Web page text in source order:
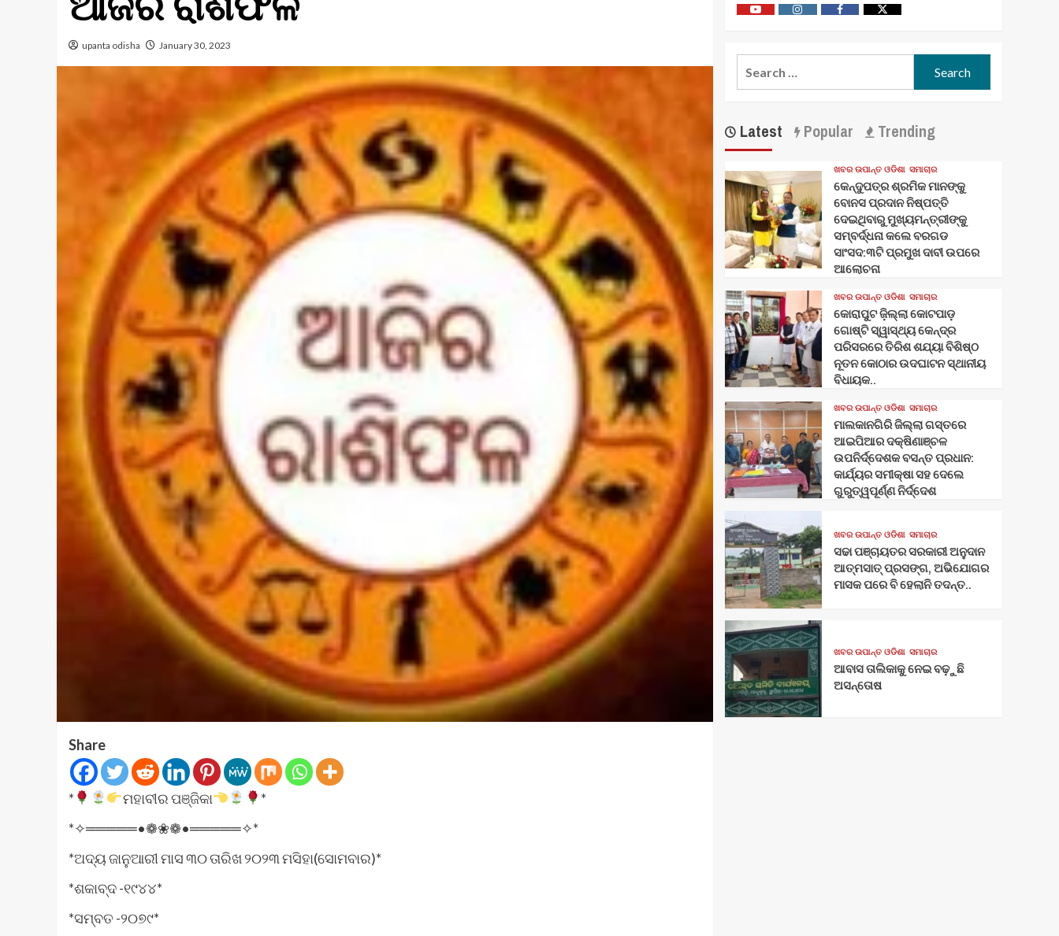
upanta odisha January 30, 2023
Share
* ମହାବୀର ପଞ୍ଜିକା
*
*✧═════•❁❀❁•═════✧*
*ଅଦ୍ୟ ଜାନୁଆରୀ ମାସ ୩୦ ତାରିଖ ୨୦୨୩ ମସିହା(ସୋମବାର)*
*ଶକାବ୍ଦ -୧୯୪୪*
*ସମ୍ବତ -୨୦୭୯*
YoutubeVimeo FacebookTwitter
Latest Popular Trending
ଖବର ଉପାନ୍ତ ଓଡିଶା ସମାଚାର
କେନ୍ଦୁପତ୍ର ଶ୍ରମିକ ମାନଙ୍କୁ
ବୋନସ ପ୍ରଦାନ ନିଷ୍ପତ୍ତି
ଦେଇଥିବାରୁ ମୁଖ୍ୟମନ୍ତ୍ରୀଙ୍କୁ
ସମ୍ବର୍ଦ୍ଧନା କଲେ ବରଗଡ
ସାଂସଦ:୩ଟି ପ୍ରମୁଖ ଦାବୀ ଉପରେ
ଆଲୋଚନା
ଖବର ଉପାନ୍ତ ଓଡିଶା ସମାଚାର
କୋରାପୁଟ ଜ଼ିଲ୍ଲା କୋଟପାଡ଼
ଗୋଷ୍ଟି ସ୍ୱାସ୍ଥ୍ୟ କେନ୍ଦ୍ର
ପରିସରରେ ତିରିଶ ଶଯ୍ୟା ବିଶିଷ୍ଠ
ନୂତନ କୋଠାର ଉଦଘାଟନ ସ୍ଥାନୀୟ
ବିଧାୟକ..
ଖବର ଉପାନ୍ତ ଓଡିଶା ସମାଚାର
ମାଲକାନଗିରି ଜିଲ୍ଲା ଗସ୍ତରେ
ଆଇପିଆର ଦକ୍ଷିଣାଞ୍ଚଳ
ଉପନିର୍ଦ୍ଦେଶକ ବସନ୍ତ ପ୍ରଧାନ:
କାର୍ଯ୍ୟର ସମୀକ୍ଷା ସହ ଦେଲେ
ଗୁରୁତ୍ୱପୂର୍ଣ୍ଣ ନିର୍ଦ୍ଦେଶ
ଖବର ଉପାନ୍ତ ଓଡିଶା ସମାଚାର
ସଢା ପଞ୍ଚାୟତର ସରକାରୀ ଅନୁଦାନ
ଆତ୍ମସାତ୍ ପ୍ରସଙ୍ଗ, ଅଭିଯୋଗର
ମାସକ ପରେ ବି ହେଲାନି ତଦନ୍ତ..
ଖବର ଉପାନ୍ତ ଓଡିଶା ସମାଚାର
ଆବାସ ତାଲିକାକୁ ନେଇ ବଢ଼ୁଛି
ଅସନ୍ତୋଷ